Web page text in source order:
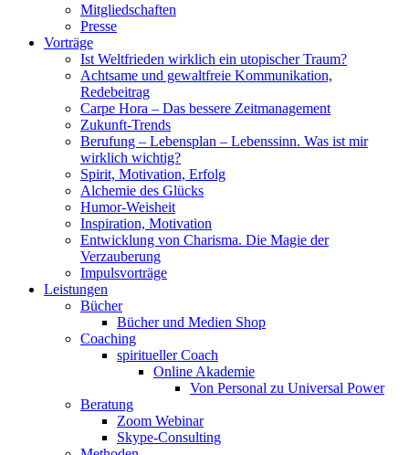
Mitgliedschaften
Presse
Vorträge
Ist Weltfrieden wirklich ein utopischer Traum?
Achtsame und gewaltfreie Kommunikation,
Redebeitrag
Carpe Hora – Das bessere Zeitmanagement
Zukunft-Trends
Berufung – Lebensplan – Lebenssinn. Was ist mir
wirklich wichtig?
Spirit, Motivation, Erfolg
Alchemie des Glücks
Humor-Weisheit
Inspiration, Motivation
Entwicklung von Charisma. Die Magie der
Verzauberung
Impulsvorträge
Leistungen
Bücher
Bücher und Medien Shop
Coaching
spiritueller Coach
Online Akademie
Von Personal zu Universal Power
Beratung
Zoom Webinar
Skype-Consulting